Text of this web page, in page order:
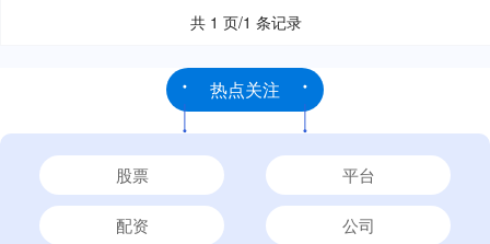
共 1 页/1 条记录
热点关注
股票 平台
配资 公司